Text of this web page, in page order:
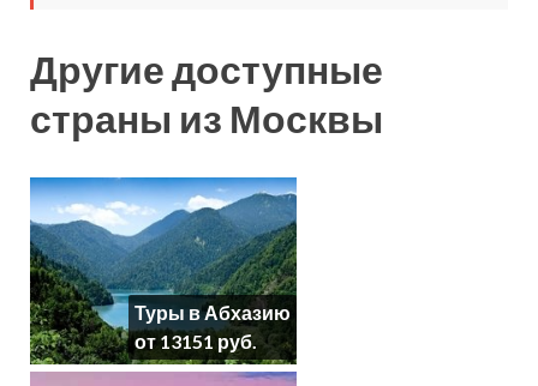
Другие доступные
страны из Москвы
Туры в Абхазию
от 13151 руб.